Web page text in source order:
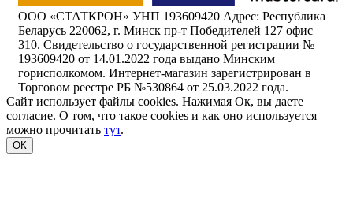
ООО «СТАТКРОН» УНП 193609420 Адрес: Республика
Беларусь 220062, г. Минск пр-т Победителей 127 офис
310. Свидетельство о государственной регистрации №
193609420 от 14.01.2022 года выдано Минским
горисполкомом. Интернет-магазин зарегистрирован в
Торговом реестре РБ №530864 от 25.03.2022 года.
Сайт использует файлы cookies. Нажимая Ок, вы даете
согласие. О том, что такое cookies и как оно используется
можно прочитать тут.
ОК